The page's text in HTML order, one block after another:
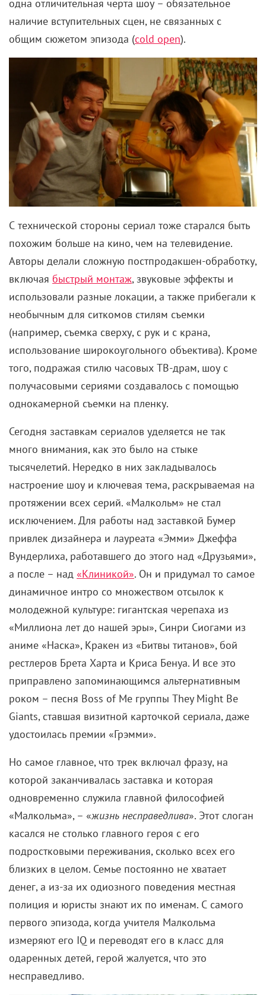
одна отличительная черта шоу – обязательное
наличие вступительных сцен, не связанных с
общим сюжетом эпизода (cold open).
С технической стороны сериал тоже старался быть
похожим больше на кино, чем на телевидение.
Авторы делали сложную постпродакшен-обработку,
включая быстрый монтаж, звуковые эффекты и
использовали разные локации, а также прибегали к
необычным для ситкомов стилям съемки
(например, съемка сверху, с рук и с крана,
использование широкоугольного объектива). Кроме
того, подражая стилю часовых ТВ-драм, шоу с
получасовыми сериями создавалось с помощью
однокамерной съемки на пленку.
Сегодня заставкам сериалов уделяется не так
много внимания, как это было на стыке
тысячелетий. Нередко в них закладывалось
настроение шоу и ключевая тема, раскрываемая на
протяжении всех серий. «Малкольм» не стал
исключением. Для работы над заставкой Бумер
привлек дизайнера и лауреата «Эмми» Джеффа
Вундерлиха, работавшего до этого над «Друзьями»,
а после – над «Клиникой». Он и придумал то самое
динамичное интро со множеством отсылок к
молодежной культуре: гигантская черепаха из
«Миллиона лет до нашей эры», Синри Сиогами из
аниме «Наска», Кракен из «Битвы титанов», бой
рестлеров Брета Харта и Криса Бенуа. И все это
приправлено запоминающимся альтернативным
роком – песня Boss of Me группы They Might Be
Giants, ставшая визитной карточкой сериала, даже
удостоилась премии «Грэмми».
Но самое главное, что трек включал фразу, на
которой заканчивалась заставка и которая
одновременно служила главной философией
«Малкольма», – «жизнь несправедлива». Этот слоган
касался не столько главного героя с его
подростковыми переживания, сколько всех его
близких в целом. Семье постоянно не хватает
денег, а из-за их одиозного поведения местная
полиция и юристы знают их по именам. С самого
первого эпизода, когда учителя Малкольма
измеряют его IQ и переводят его в класс для
одаренных детей, герой жалуется, что это
несправедливо.